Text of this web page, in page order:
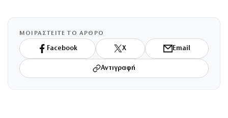
ΜΟΙΡΑΣΤΕΙΤΕ ΤΟ ΑΡΘΡΟ
Facebook X Email
Αντιγραφή